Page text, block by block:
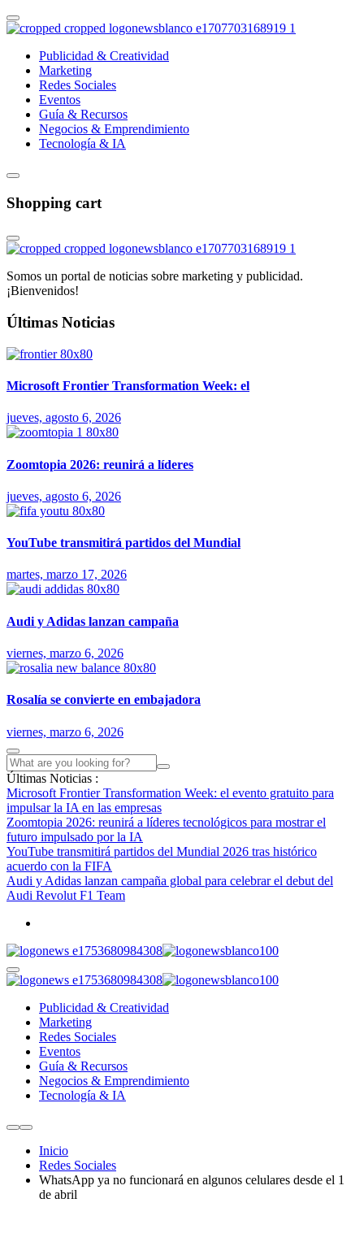
Publicidad & Creatividad
Marketing
Redes Sociales
Eventos
Guía & Recursos
Negocios & Emprendimiento
Tecnología & IA
Shopping cart
Somos un portal de noticias sobre marketing y publicidad.
¡Bienvenidos!
Últimas Noticias
Microsoft Frontier Transformation Week: el
jueves, agosto 6, 2026
Zoomtopia 2026: reunirá a líderes
jueves, agosto 6, 2026
YouTube transmitirá partidos del Mundial
martes, marzo 17, 2026
Audi y Adidas lanzan campaña
viernes, marzo 6, 2026
Rosalía se convierte en embajadora
viernes, marzo 6, 2026
Últimas Noticias :
Microsoft Frontier Transformation Week: el evento gratuito para
impulsar la IA en las empresas
Zoomtopia 2026: reunirá a líderes tecnológicos para mostrar el
futuro impulsado por la IA
YouTube transmitirá partidos del Mundial 2026 tras histórico
acuerdo con la FIFA
Audi y Adidas lanzan campaña global para celebrar el debut del
Audi Revolut F1 Team
Publicidad & Creatividad
Marketing
Redes Sociales
Eventos
Guía & Recursos
Negocios & Emprendimiento
Tecnología & IA
Inicio
Redes Sociales
WhatsApp ya no funcionará en algunos celulares desde el 1
de abril